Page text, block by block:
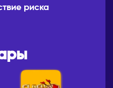
риска